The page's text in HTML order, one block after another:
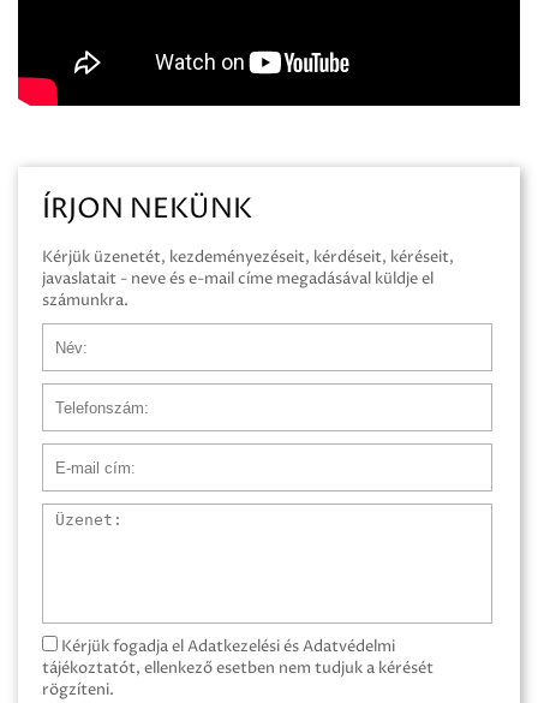
ÍRJON NEKÜNK
Kérjük üzenetét, kezdeményezéseit, kérdéseit, kéréseit,
javaslatait - neve és e-mail címe megadásával küldje el
számunkra.
Üzenet
Kérjük fogadja el Adatkezelési és Adatvédelmi
tájékoztatót, ellenkező esetben nem tudjuk a kérését
rögzíteni.